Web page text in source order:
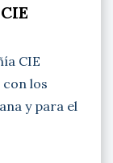
CIE
los
y para el